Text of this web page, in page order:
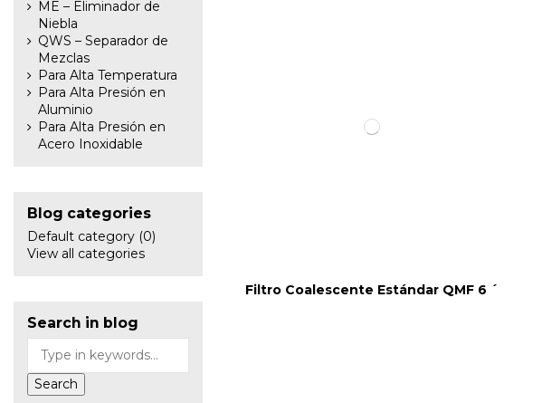
Filtro Coalescente Estándar QMF 6 ´
ME – Eliminador de
Niebla
QWS – Separador de
Mezclas
Para Alta Temperatura
Para Alta Presión en
Aluminio
Para Alta Presión en
Acero Inoxidable
Blog categories
Default category (0)
View all categories
Search in blog